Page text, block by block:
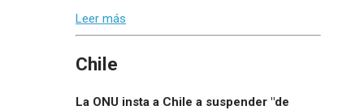
Leer más
Chile
La ONU insta a Chile a suspender "de